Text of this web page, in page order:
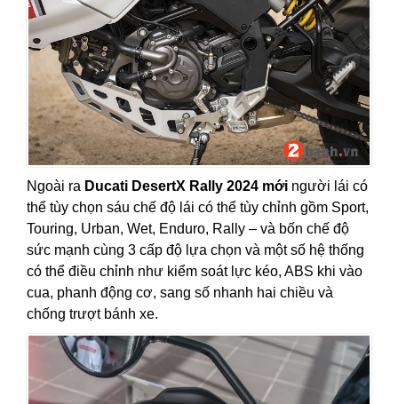
Ngoài ra Ducati DesertX Rally 2024 mới người lái có
thể tùy chọn sáu chế độ lái có thể tùy chỉnh gồm Sport,
Touring, Urban, Wet, Enduro, Rally – và bốn chế độ
sức mạnh cùng 3 cấp độ lựa chọn và một số hệ thống
có thể điều chỉnh như kiểm soát lực kéo, ABS khi vào
cua, phanh động cơ, sang số nhanh hai chiều và
chống trượt bánh xe.